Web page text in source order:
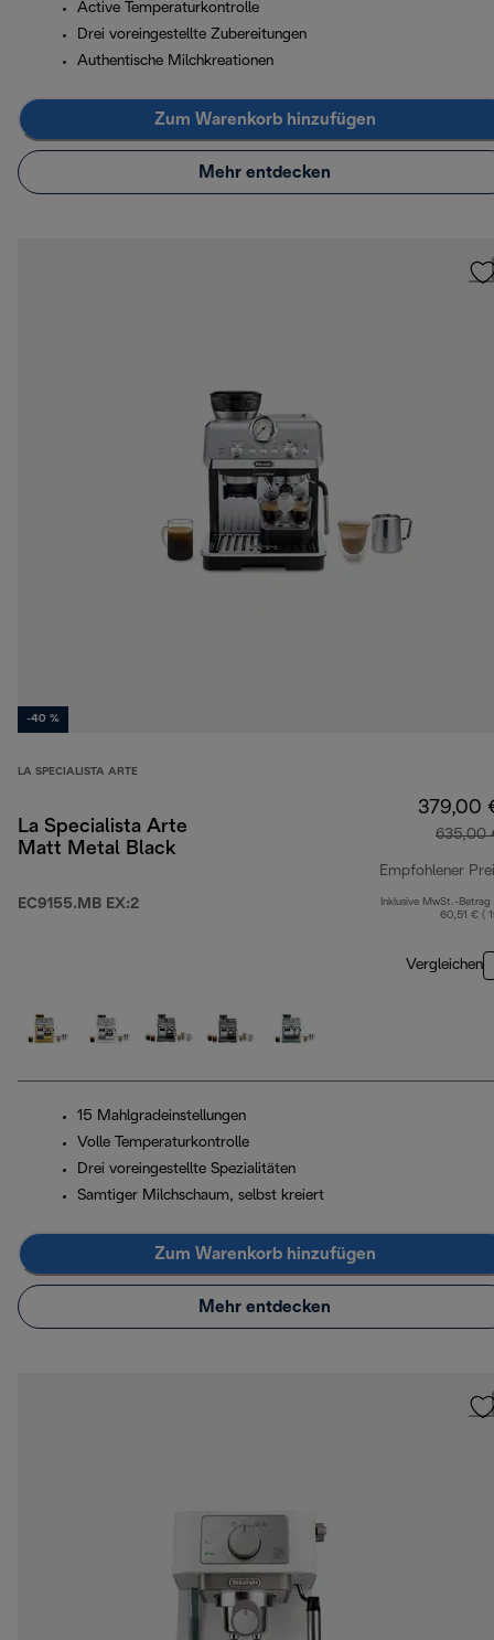
Active Temperaturkontrolle
Drei voreingestellte Zubereitungen
Authentische Milchkreationen
Zum Warenkorb hinzufügen
Mehr entdecken
-40 %
LA SPECIALISTA ARTE
La Specialista Arte
Matt Metal Black
EC9155.MB EX:2
379,00
635,00
Empfohlener
Inklusive MwSt.-Betrag
60,51 € (
Vergleichen
15 Mahlgradeinstellungen
Volle Temperaturkontrolle
Drei voreingestellte Spezialitäten
Samtiger Milchschaum, selbst kreiert
Zum Warenkorb hinzufügen
Mehr entdecken